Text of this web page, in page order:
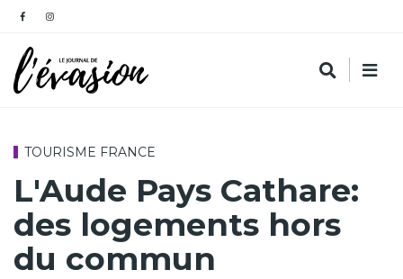
TOURISME FRANCE
L'Aude Pays Cathare:
des logements hors
du commun